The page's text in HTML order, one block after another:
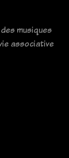
musiques
associative